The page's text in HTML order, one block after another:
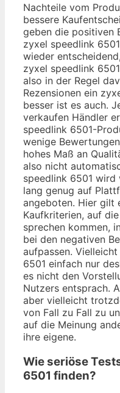
Nachteile vom
bessere
geben die positiven
zyxel speedlink
wieder
zyxel speedlink
also in der Regel
Rezensionen ein
besser ist es auch.
verkaufen Händler
speedlink 6501-
wenige
hohes Maß an
also nicht
speedlink 6501
lang genug auf
angeboten. Hier gilt
Kaufkriterien, auf
sprechen kommen,
bei den negativen
aufpassen.
6501 einfach nur
es nicht den
Nutzers entsprach.
aber vielleicht
von Fall zu Fall zu
auf die Meinung
ihre eigene.
Wie seriöse
6501 finden?